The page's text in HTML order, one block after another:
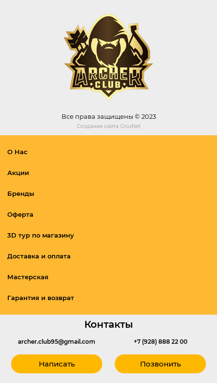
Все права защищены © 2023
Создание сайта GrozNet
О Нас
Акции
Бренды
Оферта
3D тур по магазину
Доставка и оплата
Мастерская
Гарантия и возврат
Контакты
archer.club95@gmail.com
Написать
+7 (928) 888 22 00
Позвонить